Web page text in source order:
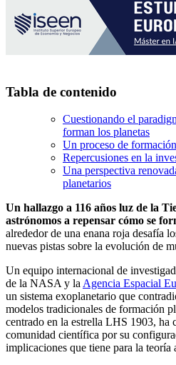
Tabla de contenido
Cuestionando el
forman los planetas
Un proceso de
Repercusiones en la
Una perspectiva
planetarios
Un hallazgo a 116 años luz de la
astrónomos a repensar cómo se
alrededor de una enana roja desafía
nuevas pistas sobre la evolución de
Un equipo internacional de
de la NASA y la Agencia Espacial
un sistema exoplanetario que
modelos tradicionales de formación
centrado en la estrella LHS 1903, ha
comunidad científica por su
implicaciones que tiene para la teoría